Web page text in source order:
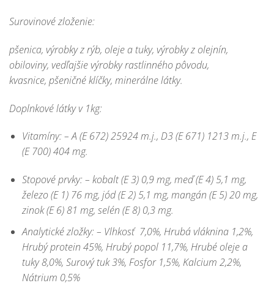
Surovinové zloženie:
pšenica, výrobky z rýb, oleje a tuky, výrobky z olejnín,
obiloviny, vedľajšie výrobky rastlinného pôvodu,
kvasnice, pšeničnéklíčky, minerálne látky.
Doplnkové látky v 1kg:
Vitamíny: – A (E 672) 25924 m.j., D3 (E 671) 1213 m.j., E
(E 700) 404 mg.
Stopové prvky: – kobalt (E 3) 0,9 mg, meď (E 4) 5,1 mg,
železo (E 1) 76 mg, jód (E 2) 5,1 mg, mangán (E 5) 20 mg,
zinok (E 6) 81 mg, selén (E 8) 0,3 mg.
Analytické zložky: – Vlhkosť 7,0%, Hrubá vláknina 1,2%,
Hrubý protein 45%, Hrubý popol 11,7%, Hrubé oleje a
tuky 8,0%, Surový tuk 3%, Fosfor 1,5%, Kalcium 2,2%,
Nátrium 0,5%